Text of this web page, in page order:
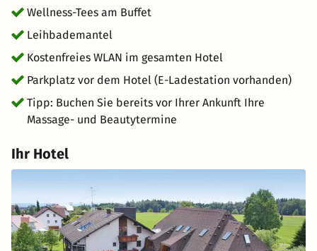
Wellness-Tees am Buffet
Leihbademantel
Kostenfreies WLAN im gesamten Hotel
Parkplatz vor dem Hotel (E-Ladestation vorhanden)
Tipp: Buchen Sie bereits vor Ihrer Ankunft Ihre
Massage- und Beautytermine
Ihr Hotel